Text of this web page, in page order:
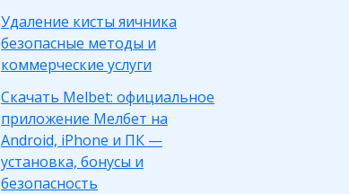
Удаление кисты яичника
безопасные методы и
коммерческие услуги
Скачать Melbet: официальное
приложение Мелбет на
Android, iPhone и ПК —
установка, бонусы и
безопасность